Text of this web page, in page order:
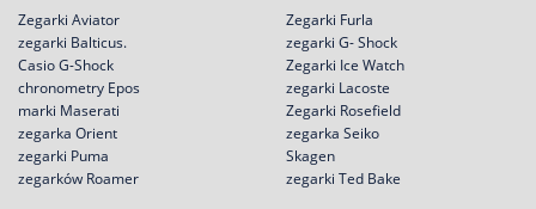
Zegarki Aviator
zegarki Balticus.
Casio G-Shock
chronometry Epos
Zegarki Furla
zegarki G- Shock
Zegarki Ice Watch
zegarki Lacoste
marki Maserati
zegarka Orient
zegarki Puma
zegarków Roamer
Zegarki Rosefield
zegarka Seiko
Skagen
zegarki Ted Bake